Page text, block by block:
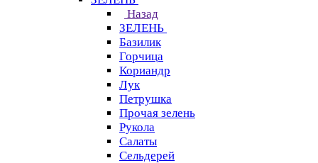
Назад
ЗЕЛЕНЬ
Базилик
Горчица
Кориандр
Лук
Петрушка
Прочая зелень
Рукола
Салаты
Сельдерей